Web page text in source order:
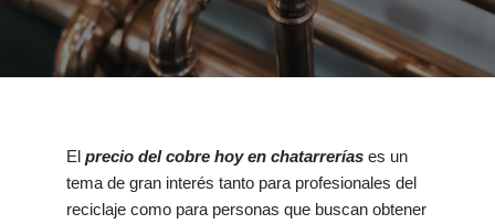
El precio del cobre hoy en chatarrerías es un
tema de gran interés tanto para profesionales del
reciclaje como para personas que buscan obtener